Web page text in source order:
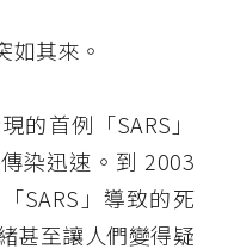
如其來。
的首例「SARS」
染迅速。到 2003
SARS」導致的死
甚至讓人們變得疑